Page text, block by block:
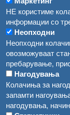
НЕ користиме
информации со
Неопходни
Неопходни
овозможуваат
пребарување,
Нагодувања
Колачиња за
запамти
нагодувања,
Водата во Гостивар може да се користи како техничка, продолжува испораката на флаширана вода
Во Гостивар спроведени 70 вонредни контроли
Забраната за водата во Гостивар останува на сила, операторите да користат само технички безбедна вода